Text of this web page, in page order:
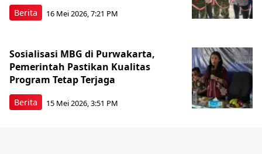
Berita 16 Mei 2026, 7:21 PM
Berita
Sosialisasi MBG di Purwakarta,
Pemerintah Pastikan Kualitas
Program Tetap Terjaga
15 Mei 2026, 3:51 PM